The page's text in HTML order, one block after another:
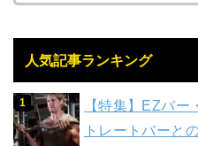
人気記事ランキング
【特集】EZバ
トレートバーと